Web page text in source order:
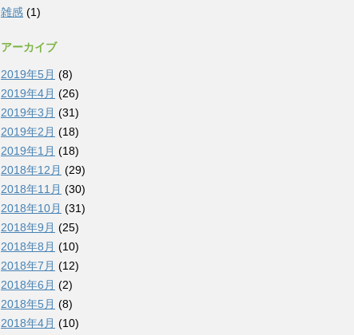
雑感 (1)
アーカイブ
2019年5月 (8)
2019年4月 (26)
2019年3月 (31)
2019年2月 (18)
2019年1月 (18)
2018年12月 (29)
2018年11月 (30)
2018年10月 (31)
2018年9月 (25)
2018年8月 (10)
2018年7月 (12)
2018年6月 (2)
2018年5月 (8)
2018年4月 (10)